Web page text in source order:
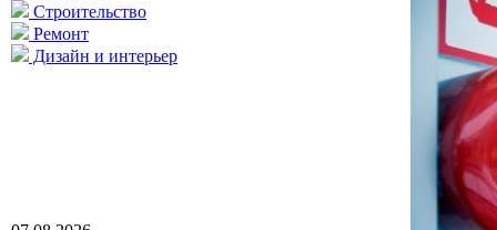
Строительство
Ремонт
Дизайн и интерьер